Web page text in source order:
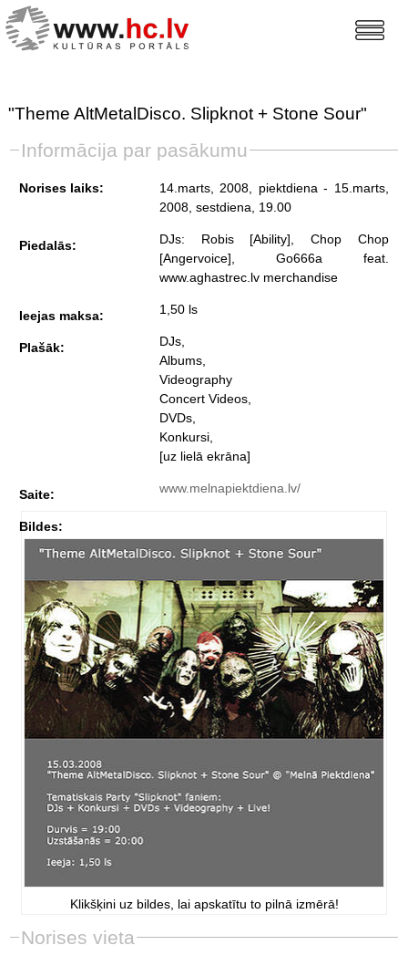
"Theme AltMetalDisco. Slipknot + Stone Sour"
Informācija par pasākumu
Norises laiks: 14.marts, 2008, piektdiena - 15.marts,
2008, sestdiena , 19.00
Piedalās:
DJs: Robis [Ability], Chop Chop
[Angervoice], Go666a feat.
www.aghastrec.lv merchandise
Ieejas maksa: 1,50 ls
Plašāk:
DJs,
Albums,
Videography
Concert Videos,
DVDs,
Konkursi,
[uz lielā ekrāna]
Saite: www.melnapiektdiena.lv/
Bildes:
Klikšķini uz bildes, lai apskatītu to pilnā izmērā!
Norises vieta